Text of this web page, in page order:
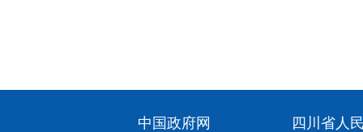
中国政府网 四川省人